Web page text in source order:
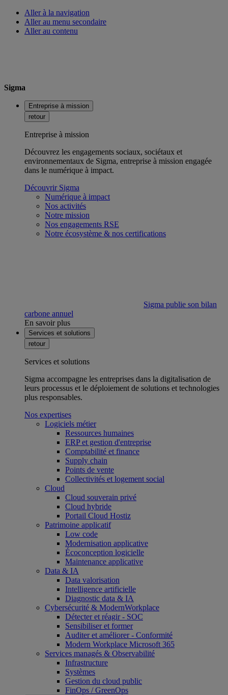
Aller à la navigation
Aller au menu secondaire
Aller au contenu
Sigma
Entreprise à mission
retour
Entreprise à mission
Découvrez les engagements sociaux, sociétaux et
environnementaux de Sigma, entreprise à mission engagée
dans le numérique à impact.
Découvrir Sigma
Numérique à impact
Nos activités
Notre mission
Nos engagements RSE
Notre écosystème & nos certifications
Sigma publie son bilan
carbone annuel
En savoir plus
Services et solutions
retour
Services et solutions
Sigma accompagne les entreprises dans la digitalisation de
leurs processus et le déploiement de solutions et technologies
plus responsables.
Nos expertises
Logiciels métier
Ressources humaines
ERP et gestion d'entreprise
Comptabilité et finance
Supply chain
Points de vente
Collectivités et logement social
Cloud
Cloud souverain privé
Cloud hybride
Portail Cloud Hostiz
Patrimoine applicatif
Low code
Modernisation applicative
Écoconception logicielle
Maintenance applicative
Data & IA
Data valorisation
Intelligence artificielle
Diagnostic data & IA
Cybersécurité & ModernWorkplace
Détecter et réagir - SOC
Sensibiliser et former
Auditer et améliorer - Conformité
Modern Workplace Microsoft 365
Services managés & Observabilité
Infrastructure
Systèmes
Gestion du cloud public
FinOps / GreenOps